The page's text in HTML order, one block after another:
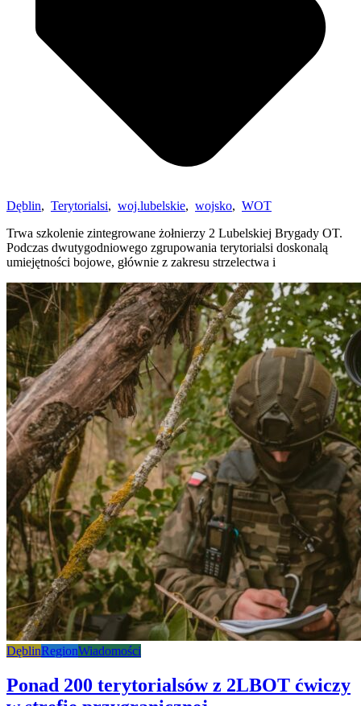
Dęblin, Terytorialsi, woj.lubelskie, wojsko, WOT
Trwa szkolenie zintegrowane żołnierzy 2 Lubelskiej Brygady OT.
Podczas dwutygodniowego zgrupowania terytorialsi doskonalą
umiejętności bojowe, głównie z zakresu strzelectwa i
DęblinRegionWiadomości
Ponad 200 terytorialsów z 2LBOT ćwiczy